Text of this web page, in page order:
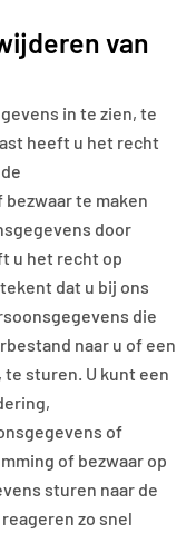
van
in te zien, te
heeft u het recht
te maken
door
u het recht op
dat u bij ons
die
naar u of een
sturen. U kunt een
of
of bezwaar op
sturen naar de
zo snel